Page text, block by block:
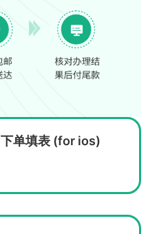
下单填表 (for ios)